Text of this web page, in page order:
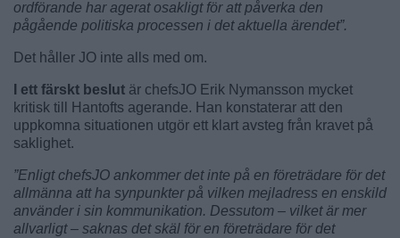
ordförande har agerat osakligt för att påverka den
pågående politiska processen i det aktuella ärendet”.
Det håller JO inte alls med om.
I ett färskt beslut är chefsJO Erik Nymansson mycket
kritisk till Hantofts agerande. Han konstaterar att den
uppkomna situationen utgör ett klart avsteg från kravet på
saklighet.
”Enligt chefsJO ankommer det inte på en företrädare för det
allmänna att ha synpunkter på vilken mejladress en enskild
använder i sin kommunikation. Dessutom – vilket är mer
allvarligt – saknas det skäl för en företrädare för det